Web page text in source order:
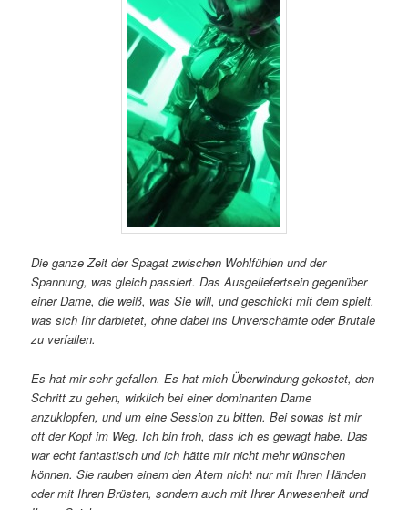
Die ganze Zeit der Spagat zwischen Wohlfühlen und der
Spannung, was gleich passiert. Das Ausgeliefertsein gegenüber
einer Dame, die weiß, was Sie will, und geschickt mit dem spielt,
was sich Ihr darbietet, ohne dabei ins Unverschämte oder Brutale
zu verfallen.
Es hat mir sehr gefallen. Es hat mich Überwindung gekostet, den
Schritt zu gehen, wirklich bei einer dominanten Dame
anzuklopfen, und um eine Session zu bitten. Bei sowas ist mir
oft der Kopf im Weg. Ich bin froh, dass ich es gewagt habe. Das
war echt fantastisch und ich hätte mir nicht mehr wünschen
können. Sie rauben einem den Atem nicht nur mit Ihren Händen
oder mit Ihren Brüsten, sondern auch mit Ihrer Anwesenheit und